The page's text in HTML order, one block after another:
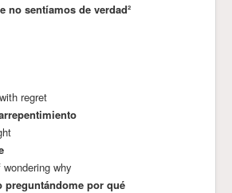
no sentíamos de verdad²
regret
why
preguntándome por qué